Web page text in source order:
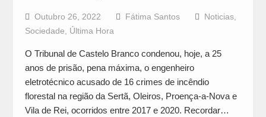
Outubro 26, 2022 Fátima Santos Noticias,
Sociedade
Última Hora
O Tribunal de Castelo Branco condenou, hoje, a 25
anos de prisão, pena máxima, o engenheiro
eletrotécnico acusado de 16 crimes de incêndio
florestal na região da Sertã, Oleiros, Proença-a-Nova e
Vila de Rei, ocorridos entre 2017 e 2020. Recordar…